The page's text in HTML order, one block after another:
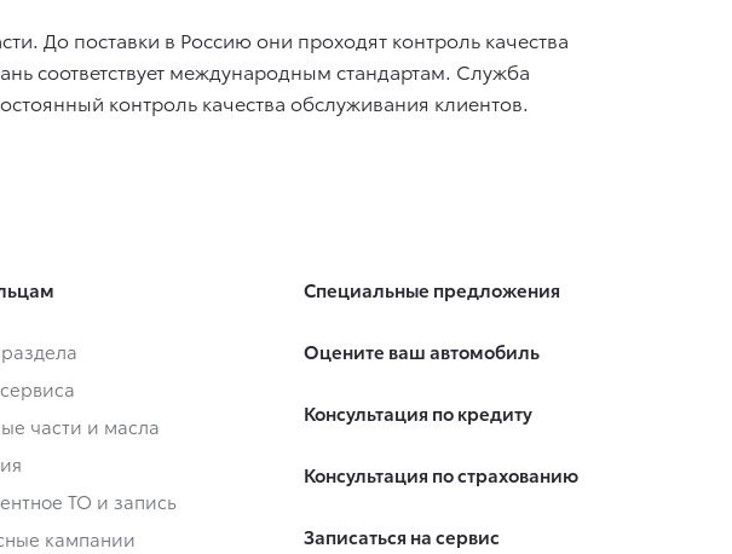
До поставки в Россию они проходят контроль качества
соответствует международным стандартам. Служба
контроль качества обслуживания клиентов.
части и масла
ТО и запись
кампании
Специальные предложения
Оцените ваш автомобиль
Консультация по кредиту
Консультация по страхованию
Записаться на сервис